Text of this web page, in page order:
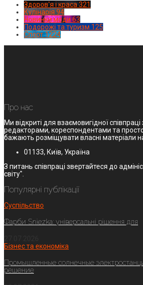
Здоров'я і краса 321
Кулінарія 94
Новинки моди 63
Подорожі та туризм 125
Спорт1224
Про нас
Ми відкриті для взаємовигідної
редакторами, кореспондентами та
бажають розміщувати власні матеріали
01133, Київ, Україна
З питань співпраці звертайтеся до
світу".
Популярні публікації
Суспільство
Фарби Sniezka: універсальні рішення для
Бізнес та економіка
Промышленные солнечные
решение